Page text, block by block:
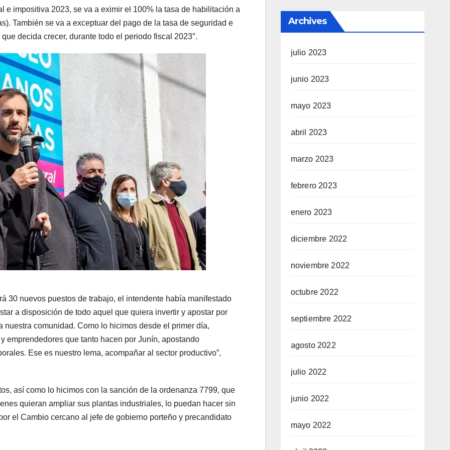
e impositiva 2023, se va a eximir el 100% la tasa de habilitación a
También se va a exceptuar del pago de la tasa de seguridad e
decida crecer, durante todo el periodo fiscal 2023″.
30 nuevos puestos de trabajo, el intendente había manifestado
a disposición de todo aquel que quiera invertir y apostar por
comunidad. Como lo hicimos desde el primer día,
emprendedores que tanto hacen por Junín, apostando
Ese es nuestro lema, acompañar al sector productivo”,
así como lo hicimos con la sanción de la ordenanza 7799, que
quieran ampliar sus plantas industriales, lo puedan hacer sin
el Cambio cercano al jefe de gobierno porteño y precandidato
Archives
julio 2023
junio 2023
mayo 2023
abril 2023
marzo 2023
febrero 2023
enero 2023
diciembre 2022
noviembre 2022
octubre 2022
septiembre 2022
agosto 2022
julio 2022
junio 2022
mayo 2022